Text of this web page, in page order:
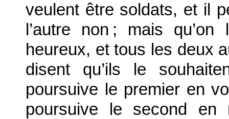
veulent être soldats, et il
l’autre non ; mais
heureux, et tous les deux
disent qu’ils le
poursuive le premier en
poursuive le second en